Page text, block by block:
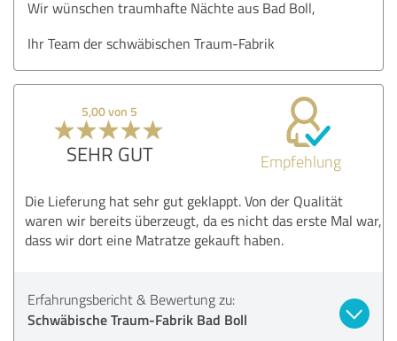
Wir wünschen traumhafte Nächte aus Bad Boll,
Ihr Team der schwäbischen Traum-Fabrik
5,00 von 5
SEHR GUT Empfehlung
Die Lieferung hat sehr gut geklappt. Von der Qualität
waren wir bereits überzeugt, da es nicht das erste Mal war,
dass wir dort eine Matratze gekauft haben.
Erfahrungsbericht & Bewertung zu:
Schwäbische Traum-Fabrik Bad Boll